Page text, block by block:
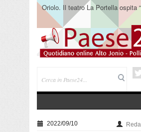
Oriolo. Il teatro La Portella ospita
terra” del collettivo 365
2022/09/10